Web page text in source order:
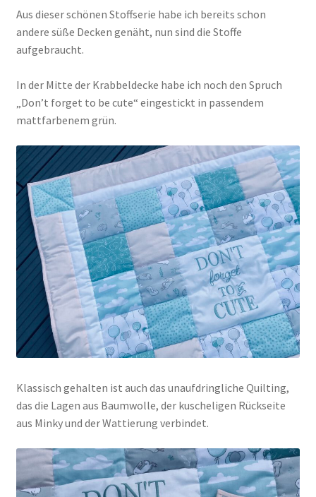
Zahlungsarten
Aus dieser schönen Stoffserie habe ich bereits schon
andere süße Decken genäht, nun sind die Stoffe
aufgebraucht.
In der Mitte der Krabbeldecke habe ich noch den Spruch
„Don’t forget to be cute“ eingestickt in passendem
mattfarbenem grün.
Klassisch gehalten ist auch das unaufdringliche Quilting,
das die Lagen aus Baumwolle, der kuscheligen Rückseite
aus Minky und der Wattierung verbindet.